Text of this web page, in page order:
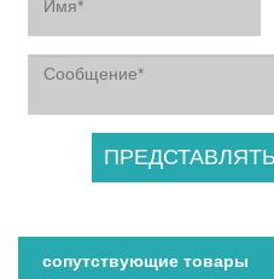
сопутствующие товары